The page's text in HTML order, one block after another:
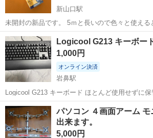
新山口駅
山口 山口市 周辺機器
Logicool G213 キーボー
1,000円
オンライン決済
岩鼻駅
Logicool G213 キーボード ほとんど使用せずに保
キーキャップおよび本体も清掃しております。
テカリなどはありません。 すべてのキーで問題なく反応しています。
LEDもすべ...
山口 宇部市 周辺機器
パソコン ４画面アーム モニター４台取り付け
出来ます。
5,000円